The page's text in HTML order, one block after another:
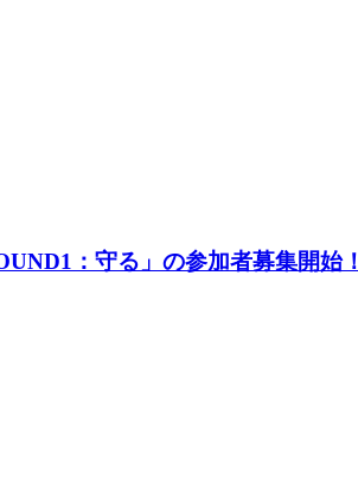
：守る」の参加者募集開始！